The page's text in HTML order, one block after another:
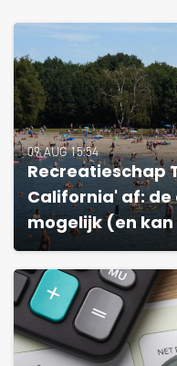
09 AUG 15:54
Recreatieschap
California' af:
mogelijk (en